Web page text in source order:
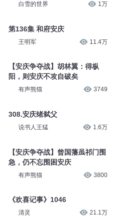
白雪的世界 1万
第136集 和府安庆
王明军 11.4万
【安庆争夺战】胡林翼：得枞
阳，则安庆不攻自破矣
有声熊猫 3749
308.安庆绪弑父
说书人王猛 1.6万
【安庆争夺战】曾国藩虽祁门围
急，仍不忘围困安庆
有声熊猫 3800
《欢喜记事》1046
清灵 21.1万